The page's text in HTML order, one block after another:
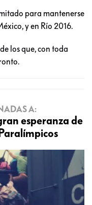
para mantenerse
y en Río 2016.
los que, con toda
A:
esperanza de